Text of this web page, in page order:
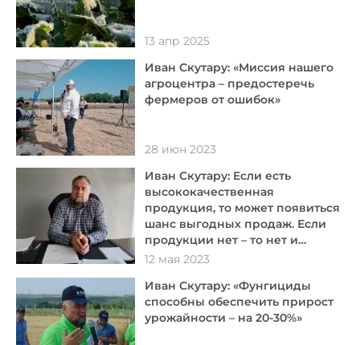
13 апр 2025
Иван Скутару: «Миссия нашего
агроцентра – предостеречь
фермеров от ошибок»
28 июн 2023
Иван Скутару: Если есть
высококачественная
продукция, то может появиться
шанс выгодных продаж. Если
продукции нет – то нет и
шансов
12 мая 2023
Иван Скутару: «Фунгициды
способны обеспечить прирост
урожайности – на 20-30%»